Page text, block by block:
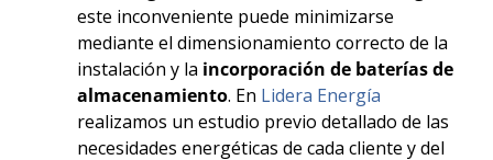
este inconveniente puede minimizarse
mediante el dimensionamiento correcto de la
instalación y la incorporación de baterías de
almacenamiento. En Lidera Energía
realizamos un estudio previo detallado de las
necesidades energéticas de cada cliente y del